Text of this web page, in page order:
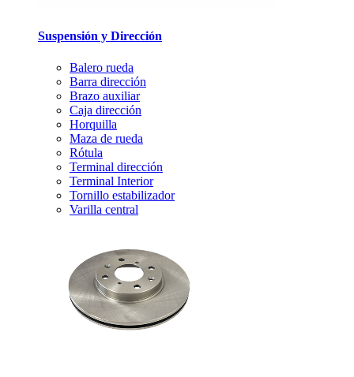
Suspensión y Dirección
Balero rueda
Barra dirección
Brazo auxiliar
Caja dirección
Horquilla
Maza de rueda
Rótula
Terminal dirección
Terminal Interior
Tornillo estabilizador
Varilla central